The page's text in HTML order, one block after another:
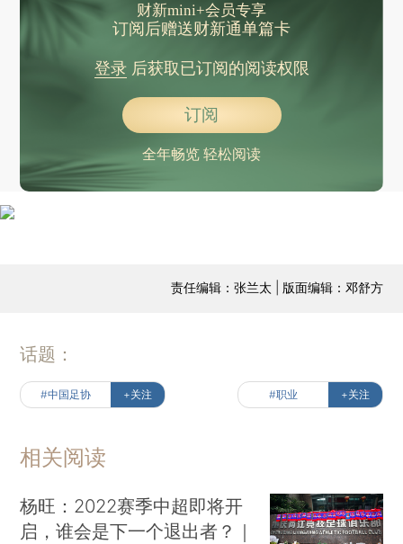
财新mini+会员专享
订阅后赠送财新通单篇卡
登录后获取已订阅的阅读权限
订阅
全年畅览 轻松阅读
责任编辑：张兰太 | 版面编辑：邓舒方
话题：
#中国足协 +关注 #职业 +关注
相关阅读
杨旺：2022赛季中超即将开
启，谁会是下一个退出者？｜